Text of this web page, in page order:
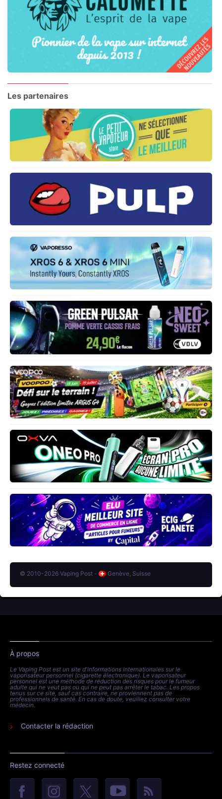
Les partenaires
© 2010-2026 Vaping Post - Genève, Suisse
À propos
Le Vaping Post est un site d'informations internationales sur le
vaporisateur personnel (cigarette électronique). Le vaporisateur
personnel est une méthode de réduction des risques pour le fumeur
adulte qui ne veut pas ou qui ne peut pas arrêter le tabac. Les propos
tenus sur ce site, sauf cas contraire, ne proviennent pas de
professionnels de santé. En cas de doute, veuillez consulter votre
médecin.
Contacter la rédaction
Restez connecté